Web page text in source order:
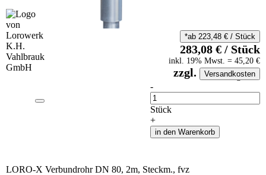
auf Anfrageliste
-
Anzahl
Stück
+
in den Warenkorb
*ab 223,48 €/ Stück
283,08 €/ Stück
inkl. 19% Mwst. = 45,20 €
zzgl. Versandkosten
LORO-X Verbundrohr DN 80, 2m, Steckm., fvz